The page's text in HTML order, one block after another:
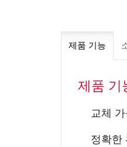
제품 기능
제품 기
교체
정확한